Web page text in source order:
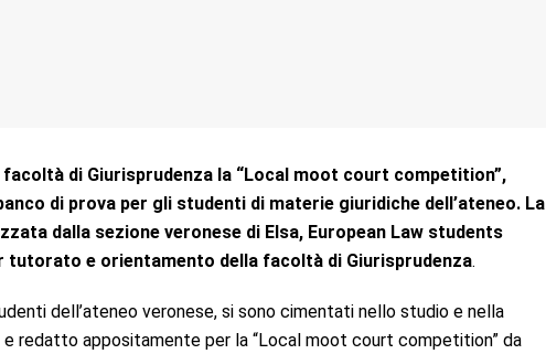
facoltà di Giurisprudenza la “Local moot court competition”,
di prova per gli studenti di materie giuridiche dell’ateneo. La
dalla sezione veronese di Elsa, European Law students
tutorato e orientamento della facoltà di Giurisprudenza.
dell’ateneo veronese, si sono cimentati nello studio e nella
redatto appositamente per la “Local moot court competition” da